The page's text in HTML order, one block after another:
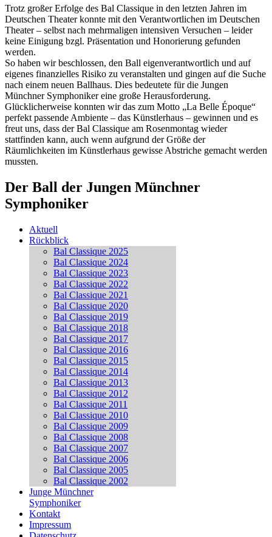
Trotz großer Erfolge des Bal Classique in den letzten Jahren im
Deutschen Theater konnte mit den Verantwortlichen im Deutschen
Theater – selbst nach mehrmaligen intensiven Versuchen – leider
keine Einigung bzgl. Präsentation und Honorierung gefunden
werden.
So haben wir beschlossen, den Ball eigenverantwortlich und auf
eigenes finanzielles Risiko zu veranstalten und gingen auf die Suche
nach einem neuen Ballhaus. Dies bedeutete für die Jungen
Münchner Symphoniker eine große Herausforderung.
Glücklicherweise konnten wir das zum Motto „La Belle Époque“
perfekt passende Ambiente – das Künstlerhaus – gewinnen und es
freut uns, dass der Bal Classique am Rosenmontag wieder
stattfinden kann, auch wenn aufgrund der Größe der
Räumlichkeiten im Künstlerhaus gewisse Abstriche gemacht werden
mussten.
Der Ball der Jungen Münchner
Symphoniker
Aktuell
Rückblick
Bal Classique 2025
Bal Classique 2024
Bal Classique 2023
Bal Classique 2022
Bal Classique 2021
Bal Classique 2020
Bal Classique 2019
Bal Classique 2018
Bal Classique 2017
Bal Classique 2016
Bal Classique 2015
Bal Classique 2014
Bal Classique 2013
Bal Classique 2012
Bal Classique 2011
Bal Classique 2010
Bal Classique 2009
Bal Classique 2008
Bal Classique 2007
Bal Classique 2006
Bal Classique 2005
Bal Classique 2002
Junge Münchner
Symphoniker
Kontakt
Impressum